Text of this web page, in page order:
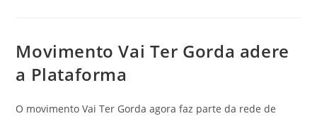
Movimento Vai Ter Gorda adere
a Plataforma
O movimento Vai Ter Gorda agora faz parte da rede de